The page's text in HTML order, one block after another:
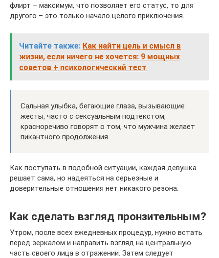
флирт – максимум, что позволяет его статус, то для
другого – это только начало целого приключения.
Читайте также: Как найти цель и смысл в
жизни, если ничего не хочется: 9 мощных
советов + психологический тест
Сальная улыбка, бегающие глаза, вызывающие
жесты, часто с сексуальным подтекстом,
красноречиво говорят о том, что мужчина желает
пикантного продолжения.
Как поступать в подобной ситуации, каждая девушка
решает сама, но надеяться на серьезные и
доверительные отношения нет никакого резона.
Как сделать взгляд пронзительным?
Утром, после всех ежедневных процедур, нужно встать
перед зеркалом и направить взгляд на центральную
часть своего лица в отражении. Затем следует